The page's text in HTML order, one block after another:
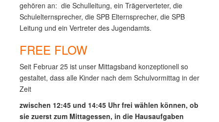
gehören an: die Schulleitung, ein Trägerverteter, die
Schulelternsprecher, die SPB Elternsprecher, die SPB
Leitung und ein Vertreter des Jugendamts.
FREE FLOW
Seit Februar 25 ist unser Mittagsband konzeptionell so
gestaltet, dass alle Kinder nach dem Schulvormittag in der
Zeit
zwischen 12:45 und 14:45 Uhr frei wählen können, ob
sie zuerst zum Mittagessen, in die Hausaufgaben